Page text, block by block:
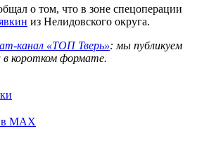
о том, что в зоне спецоперации
из Нелидовского округа.
канал «ТОП Тверь»: мы публикуем
в коротком формате.
в MAX